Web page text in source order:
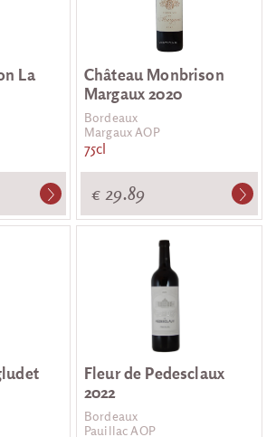
La
Château Monbrison
Margaux 2020
Bordeaux
Margaux AOP
75cl
€ 29.89
Fleur de Pedesclaux
2022
Bordeaux
Pauillac AOP